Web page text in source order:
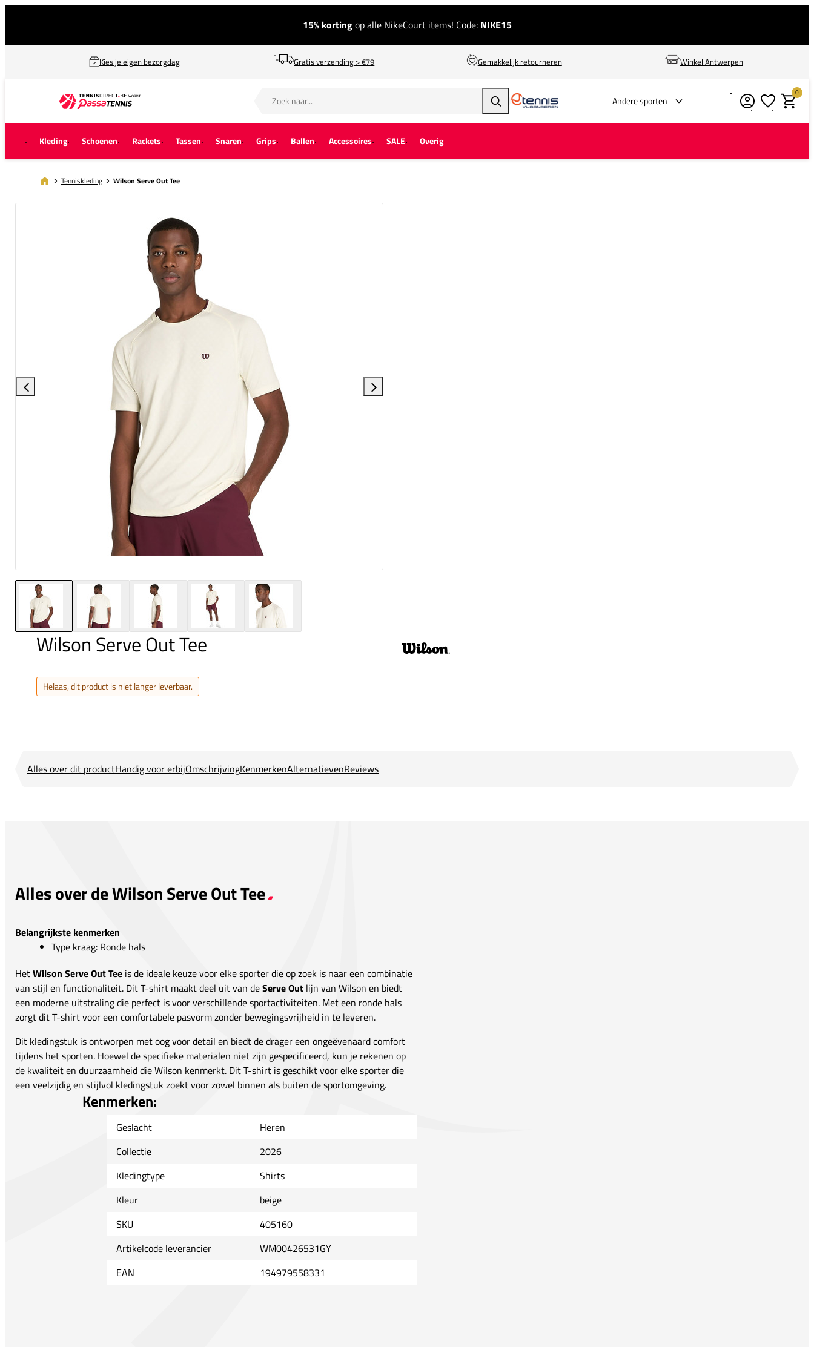
15% kortingop alle NikeCourt items! Code: NIKE15
Kies je eigen bezorgdag Gratis verzending > €79 Gemakkelijk retourneren Winkel Antwerpen
Zoeken Andere sporten Verlanglijstje
0
Kleding Schoenen Rackets Tassen Snaren Grips Ballen Accessoires SALE Overig
Tenniskleding Wilson Serve Out Tee
Wilson Serve Out Tee
Helaas, dit product is niet langer leverbaar.
Alles over dit productHandig voor erbijOmschrijvingKenmerkenAlternatievenReviews
Alles over de Wilson Serve Out Tee
Belangrijkste kenmerken
Type kraag: Ronde hals
HetWilson Serve Out Tee is de ideale keuze voor elke sporter die op zoek is naar een combinatie
van stijl en functionaliteit. Dit T-shirt maakt deel uit van deServe Out lijn van Wilson en biedt
een moderne uitstraling die perfect is voor verschillende sportactiviteiten. Met een ronde hals
zorgt dit T-shirt voor een comfortabele pasvorm zonder bewegingsvrijheid in te leveren.
Dit kledingstuk is ontworpen met oog voor detail en biedt de drager een ongeëvenaard comfort
tijdens het sporten. Hoewel de specifieke materialen niet zijn gespecificeerd, kun je rekenen op
de kwaliteit en duurzaamheid die Wilson kenmerkt. Dit T-shirt is geschikt voor elke sporter die
een veelzijdig en stijlvol kledingstuk zoekt voor zowel binnen als buiten de sportomgeving.
Kenmerken:
Geslacht
Heren
Collectie
2026
Kledingtype
Shirts
Kleur
beige
SKU
405160
Artikelcode leverancier
WM00426531GY
EAN
194979558331